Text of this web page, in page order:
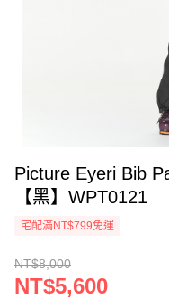
Picture Eyeri Bib
【黑】WPT0121
宅配滿NT$799免運
NT$8,000
NT$5,600